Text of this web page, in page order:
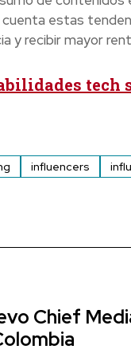
estas
recibir mayor
tech
influencers
Chief